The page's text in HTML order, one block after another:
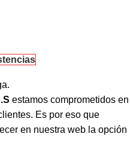
estamos comprometidos en
Es por eso que
en nuestra web la opción